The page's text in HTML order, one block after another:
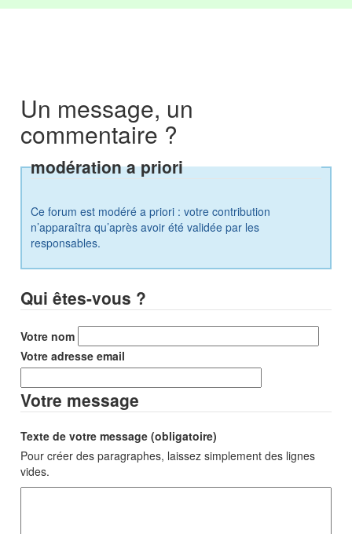
Un message, un
commentaire ?
modération a priori
Ce forum est modéré a priori : votre contribution
n’apparaîtra qu’après avoir été validée par les
responsables.
Qui êtes-vous ?
Votre nom
Votre adresse email
Votre message
Texte de votre message (obligatoire)
Pour créer des paragraphes, laissez simplement des lignes
vides.